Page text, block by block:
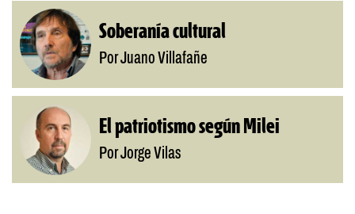
Soberanía cultural
Por Juano Villafañe
El patriotismo según Milei
Por Jorge Vilas